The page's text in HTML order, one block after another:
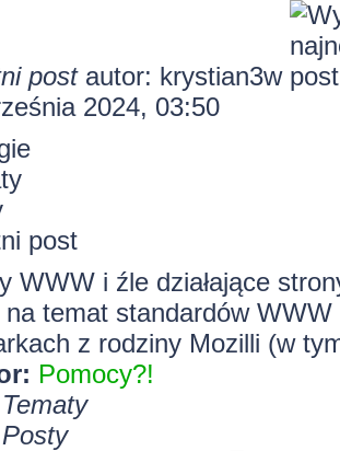
postautor: krystian3w
2024, 03:50
post
WWW i źle działające
temat standardów WWW
z rodziny Mozilli (w
Pomocy?!
Tematy
Posty